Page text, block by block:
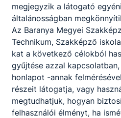
megjegyzik a látogató
általánosságban
Az Baranya Megyei
Technikum, Szakképző
kat a következő célokból
gyűjtése azzal
honlapot -annak
részeit látogatja, vagy
megtudhatjuk, hogyan
felhasználói élményt, ha